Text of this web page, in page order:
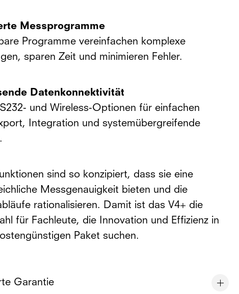
Messprogramme
Programme vereinfachen komplexe
sparen Zeit und minimieren Fehler.
Datenkonnektivität
und Wireless-Optionen für einfachen
Integration und systemübergreifende
sind so konzipiert, dass sie eine
Messgenauigkeit bieten und die
rationalisieren. Damit ist das V4+ die
für Fachleute, die Innovation und Effizienz in
Paket suchen.
Garantie